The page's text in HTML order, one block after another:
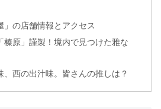
」の店舗情報とアクセス
榛原」謹製！境内で見つけた雅な
、西の出汁味。皆さんの推しは？